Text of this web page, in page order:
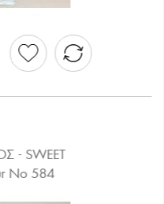
- SWEET
No 584